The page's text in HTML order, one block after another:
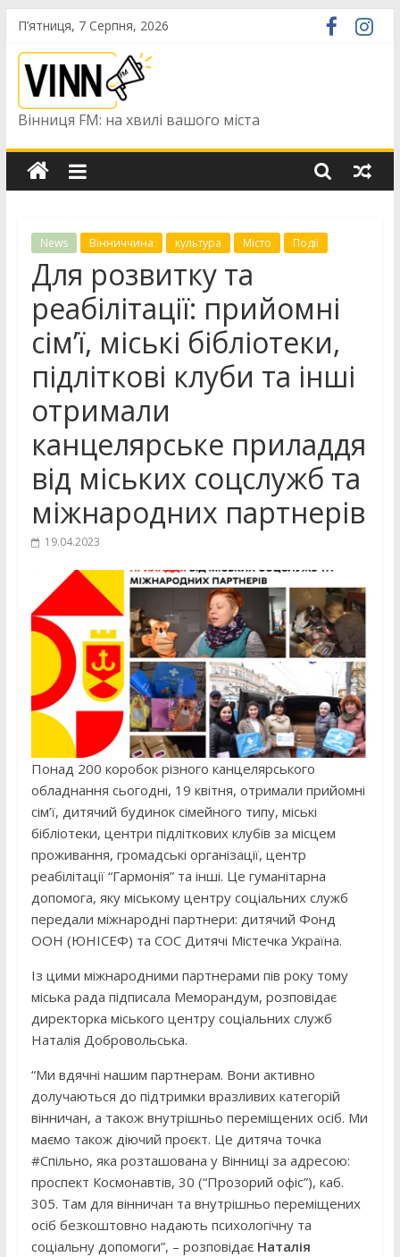
Skip
content
П’ятниця, 7 Серпня, 2026
Вінниця FM: на хвилі вашого міста
News Вінниччина культура Місто Події
Для розвитку та
реабілітації: прийомні
сім’ї, міські бібліотеки,
підліткові клуби та інші
отримали
канцелярське приладдя
від міських соцслужб та
міжнародних партнерів
19.04.2023
Понад 200 коробок різного канцелярського
обладнання сьогодні, 19 квітня, отримали прийомні
сім’ї, дитячий будинок сімейного типу, міські
бібліотеки, центри підліткових клубів за місцем
проживання, громадські організації, центр
реабілітації “Гармонія” та інші. Це гуманітарна
допомога, яку міському центру соціальних служб
передали міжнародні партнери: дитячий Фонд
ООН (ЮНІСЕФ) та СОС Дитячі Містечка Україна.
Із цими міжнародними партнерами пів року тому
міська рада підписала Меморандум, розповідає
директорка міського центру соціальних служб
Наталія Добровольська.
“Ми вдячні нашим партнерам. Вони активно
долучаються до підтримки вразливих категорій
вінничан, а також внутрішньо переміщених осіб. Ми
маємо також діючий проєкт. Це дитяча точка
#Спільно, яка розташована у Вінниці за адресою:
проспект Космонавтів, 30 (“Прозорий офіс”), каб.
305. Там для вінничан та внутрішньо переміщених
осіб безкоштовно надають психологічну та
соціальну допомоги”, – розповідає Наталія